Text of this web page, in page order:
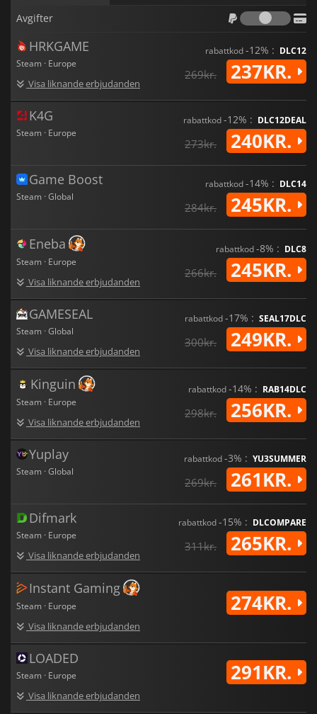
Avgifter
HRKGAME
Steam · Europe
Visa liknande erbjudanden
rabattkod-12% : DLC12
269kr. 237KR.
K4G
Steam · Europe
rabattkod-12% : DLC12DEAL
273kr. 240KR.
Game Boost
Steam · Global
rabattkod-14% : DLC14
284kr. 245KR.
Eneba
Steam · Europe
Visa liknande erbjudanden
rabattkod-8% : DLC8
266kr. 245KR.
GAMESEAL
Steam · Global
Visa liknande erbjudanden
rabattkod-17% : SEAL17DLC
300kr. 249KR.
Kinguin
Steam · Europe
Visa liknande erbjudanden
rabattkod-14% : RAB14DLC
298kr. 256KR.
Yuplay
Steam · Global
rabattkod-3% : YU3SUMMER
269kr. 261KR.
Difmark
Steam · Europe
Visa liknande erbjudanden
rabattkod-15% : DLCOMPARE
311kr. 265KR.
Instant Gaming
Steam · Europe
Visa liknande erbjudanden
274KR.
LOADED
Steam · Europe
Visa liknande erbjudanden
291KR.